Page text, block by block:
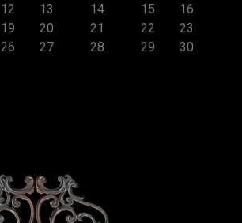
12 13 14 15
16
19 20 21 22
23
26 27 28 29
30